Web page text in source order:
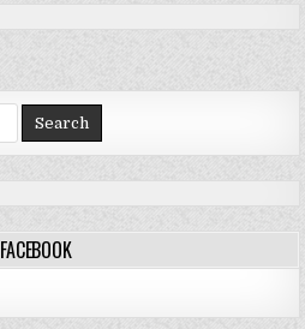
FACEBOOK